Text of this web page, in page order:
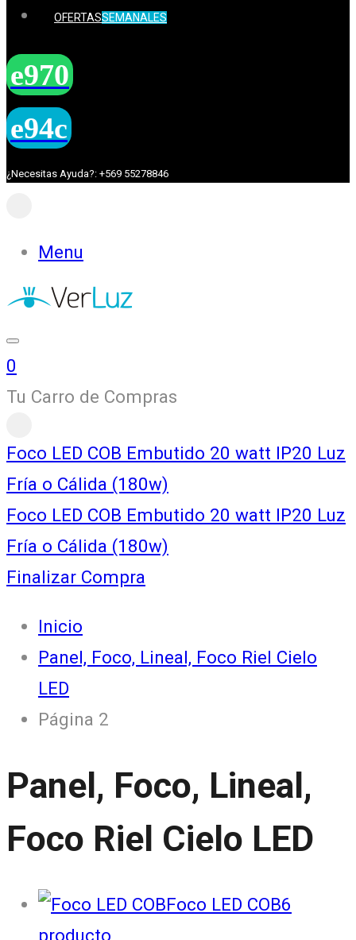
OFERTASSEMANALES
¿Necesitas Ayuda?: +569 55278846
Menu
0
Tu Carro de Compras
Foco LED COB Embutido 20 watt IP20 Luz
Fría o Cálida (180w)
Foco LED COB Embutido 20 watt IP20 Luz
Fría o Cálida (180w)
Finalizar Compra
Inicio
Panel, Foco, Lineal, Foco Riel Cielo
LED
Página 2
Panel, Foco, Lineal,
Foco Riel Cielo LED
Foco LED COB6
producto